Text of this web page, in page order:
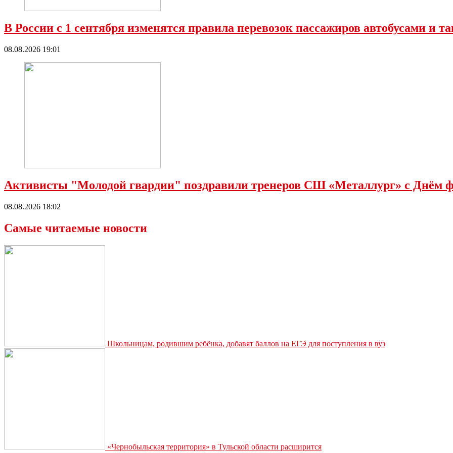
В России с 1 сентября изменятся правила перевозок пассажиров автобусами и
08.08.2026 19:01
Активисты "Молодой гвардии" поздравили тренеров СШ «Металлург» с Днëм
08.08.2026 18:02
Самые читаемые новости
Школьницам, родившим ребёнка, добавят баллов на ЕГЭ для поступления в вуз
«Чернобыльская территория» в Тульской области расширится